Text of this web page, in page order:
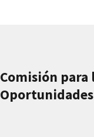
Comisión para